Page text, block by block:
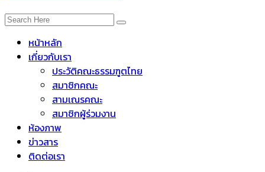
หน้าหลัก
เกี่ยวกับเรา
ประวัติคณะธรรมฑูตไทย
สมาชิกคณะ
สามเณรคณะ
สมาชิกผู้ร่วมงาน
ห้องภาพ
ข่าวสาร
ติดต่อเรา